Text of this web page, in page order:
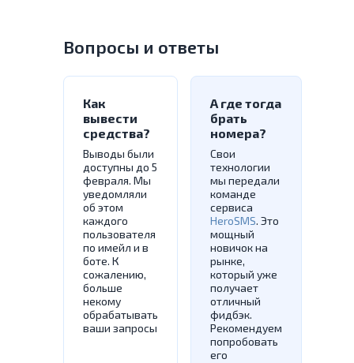
Вопросы и ответы
Как
вывести
средства?
Выводы были
доступны до 5
февраля. Мы
уведомляли
об этом
каждого
пользователя
по имейл и в
боте. К
сожалению,
больше
некому
обрабатывать
ваши запросы
А где тогда
брать
номера?
Свои
технологии
мы передали
команде
сервиса
HeroSMS. Это
мощный
новичок на
рынке,
который уже
получает
отличный
фидбэк.
Рекомендуем
попробовать
его